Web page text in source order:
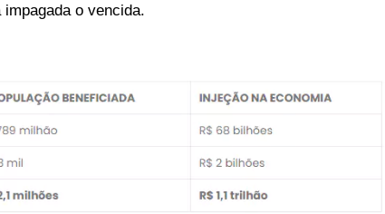
o vencida.